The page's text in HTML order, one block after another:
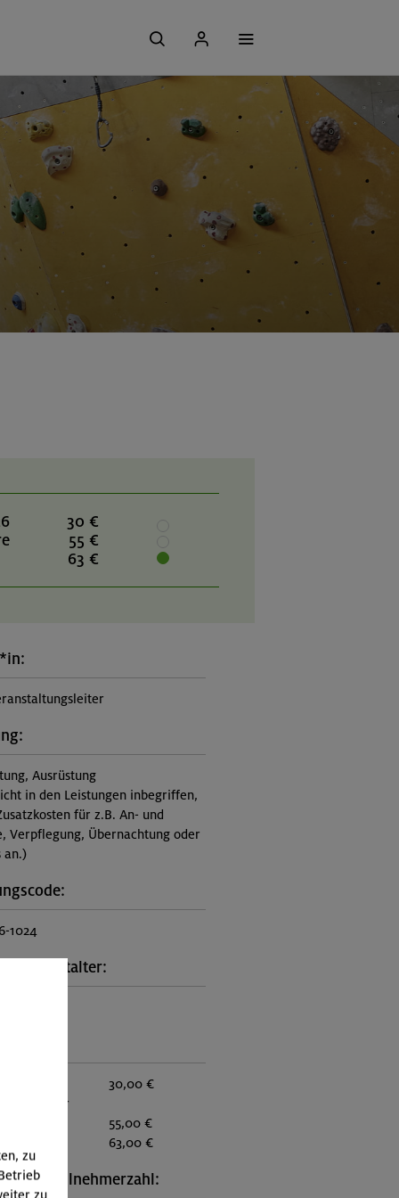
30 €
55 €
63 €
Ausrüstung
in den Leistungen inbegriffen,
für z.B. An- und
Verpflegung, Übernachtung oder
an.)
1024
Veranstalter:
30,00 €
anderer
55,00 €
63,00 €
Teilnehmerzahl:
zu
zu